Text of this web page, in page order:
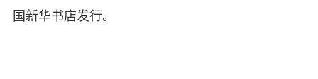
国新华书店发行。